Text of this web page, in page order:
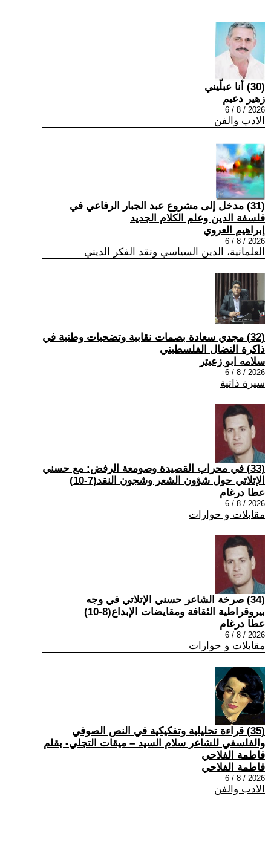
(30) أنا عبلّيني
زهير دعيم
2026 / 8 / 6
الادب والفن
(31) مدخل إلى مشروع عبد الجبار الرفاعي في
فلسفة الدين وعلم الكلام الجديد
إبراهيم العروي
2026 / 8 / 6
العلمانية، الدين السياسي ونقد الفكر الديني
(32) مجدي سعادة بصمات نقابية وتضحيات وطنية في
ذاكرة النضال الفلسطيني
سلامه ابو زعيتر
2026 / 8 / 6
سيرة ذاتية
(33) في محراب القصيدة وصومعة الرفض: مع حسني
الإتلاتي حول شؤون الشعر وشجون النقد(7-10)
عطا درغام
2026 / 8 / 6
مقابلات و حوارات
(34) صرخة الشاعر حسني الإتلاتي في وجه
بيروقراطية الثقافة ومقايضات الإبداع(8-10)
عطا درغام
2026 / 8 / 6
مقابلات و حوارات
(35) قراءة تحليلية وتفكيكية في النص الصوفي
والفلسفي للشاعر سلام السيد – ميقات التجلي- بقلم
فاطمة الفلاحي
فاطمة الفلاحي
2026 / 8 / 6
الادب والفن